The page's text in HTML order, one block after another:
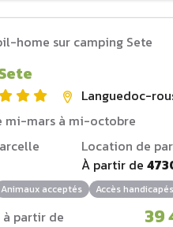
Languedoc-
mi-mars à mi-octobre
Location de
À partir de
Animaux acceptés Accès handicapés
partir de 39